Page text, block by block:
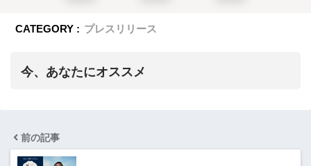
CATEGORY : プレスリリース
今、あなたにオススメ
前の記事